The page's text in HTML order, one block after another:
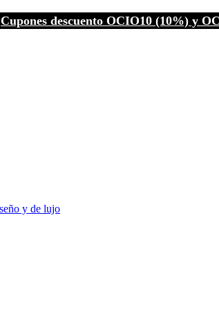
Cupones descuento OCIO10 (10%) y